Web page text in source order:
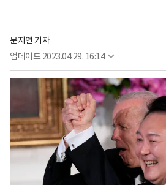
문지연 기자
업데이트 2023.04.29. 16:14